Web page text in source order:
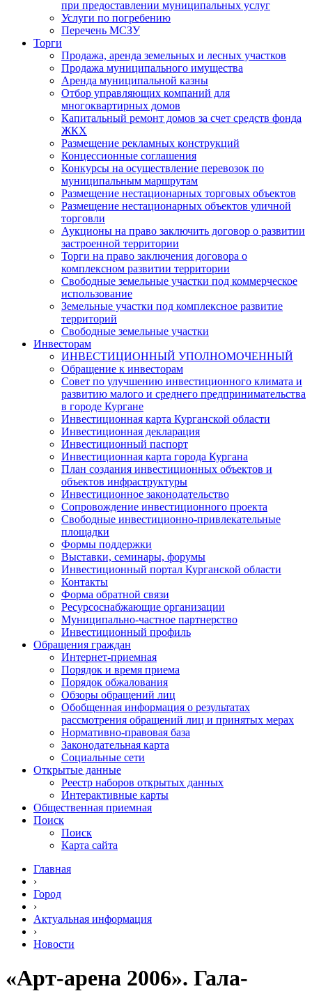
при предоставлении муниципальных услуг
Услуги по погребению
Перечень МСЗУ
Торги
Продажа, аренда земельных и лесных участков
Продажа муниципального имущества
Аренда муниципальной казны
Отбор управляющих компаний для
многоквартирных домов
Капитальный ремонт домов за счет средств фонда
ЖКХ
Размещение рекламных конструкций
Концессионные соглашения
Конкурсы на осуществление перевозок по
муниципальным маршрутам
Размещение нестационарных торговых объектов
Размещение нестационарных объектов уличной
торговли
Аукционы на право заключить договор о развитии
застроенной территории
Торги на право заключения договора о
комплексном развитии территории
Свободные земельные участки под коммерческое
использование
Земельные участки под комплексное развитие
территорий
Свободные земельные участки
Инвесторам
ИНВЕСТИЦИОННЫЙ УПОЛНОМОЧЕННЫЙ
Обращение к инвесторам
Совет по улучшению инвестиционного климата и
развитию малого и среднего предпринимательства
в городе Кургане
Инвестиционная карта Курганской области
Инвестиционная декларация
Инвестиционный паспорт
Инвестиционная карта города Кургана
План создания инвестиционных объектов и
объектов инфраструктуры
Инвестиционное законодательство
Сопровождение инвестиционного проекта
Свободные инвестиционно-привлекательные
площадки
Формы поддержки
Выставки, семинары, форумы
Инвестиционный портал Курганской области
Контакты
Форма обратной связи
Ресурсоснабжающие организации
Муниципально-частное партнерство
Инвестиционный профиль
Обращения граждан
Интернет-приемная
Порядок и время приема
Порядок обжалования
Обзоры обращений лиц
Обобщенная информация о результатах
рассмотрения обращений лиц и принятых мерах
Нормативно-правовая база
Законодательная карта
Социальные сети
Открытые данные
Реестр наборов открытых данных
Интерактивные карты
Общественная приемная
Поиск
Поиск
Карта сайта
Главная
›
Город
›
Актуальная информация
›
Новости
«Арт-арена 2006». Гала-